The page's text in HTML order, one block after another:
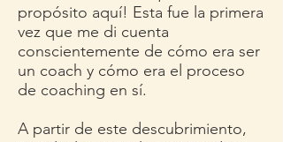
propósito aquí! Esta fue la primera
vez que me di cuenta
conscientemente de cómo era ser
un coach y cómo era el proceso
de coaching en sí.
A partir de este descubrimiento,